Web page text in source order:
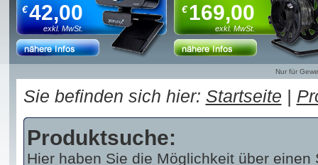
42,00
€
exkl. MwSt.
169,00
€
exkl. MwSt.
Nur für
Sie befinden sich hier: Startseite |
Produktsuche:
Hier haben Sie die Möglichkeit über